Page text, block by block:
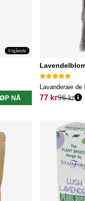
Utgående
NÅ
Lavanderaie
77 kr
Vanlig pris:
96 kr